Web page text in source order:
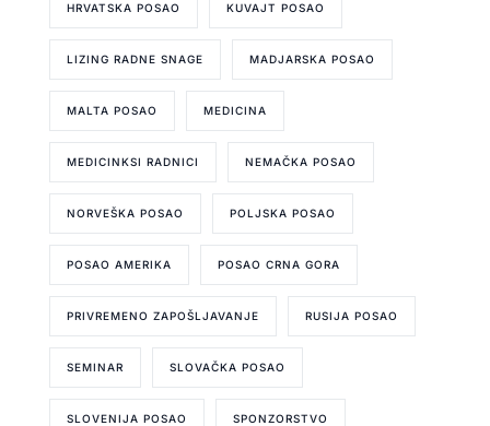
HRVATSKA POSAO KUVAJT POSAO
LIZING RADNE SNAGE MADJARSKA POSAO
MALTA POSAO MEDICINA
MEDICINKSI RADNICI NEMAČKA POSAO
NORVEŠKA POSAO POLJSKA POSAO
POSAO AMERIKA POSAO CRNA GORA
PRIVREMENO ZAPOŠLJAVANJE RUSIJA POSAO
SEMINAR SLOVAČKA POSAO
SLOVENIJA POSAO SPONZORSTVO